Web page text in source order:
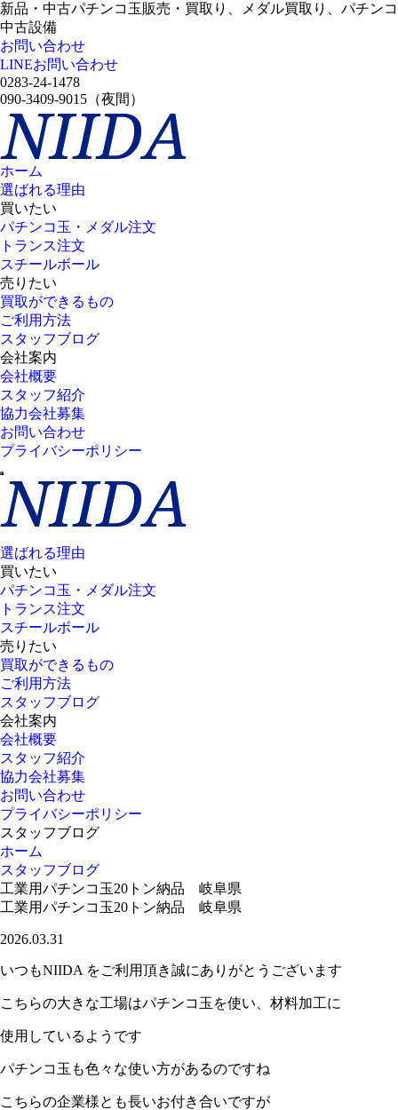
新品・中古パチンコ玉販売・買取り、メダル買取り、パチンコ
中古設備
お問い合わせ
LINEお問い合わせ
0283-24-1478
090-3409-9015 （夜間）
ホーム
選ばれる理由
買いたい
パチンコ玉・メダル注文
トランス注文
スチールボール
売りたい
買取ができるもの
ご利用方法
スタッフブログ
会社案内
会社概要
スタッフ紹介
協力会社募集
お問い合わせ
プライバシーポリシー
選ばれる理由
買いたい
パチンコ玉・メダル注文
トランス注文
スチールボール
売りたい
買取ができるもの
ご利用方法
スタッフブログ
会社案内
会社概要
スタッフ紹介
協力会社募集
お問い合わせ
プライバシーポリシー
スタッフブログ
ホーム
スタッフブログ
工業用パチンコ玉20トン納品 岐阜県
工業用パチンコ玉20トン納品 岐阜県
2026.03.31
いつもNIIDA をご利用頂き誠にありがとうございます
こちらの大きな工場はパチンコ玉を使い、材料加工に
使用しているようです
パチンコ玉も色々な使い方があるのですね
こちらの企業様とも長いお付き合いですが